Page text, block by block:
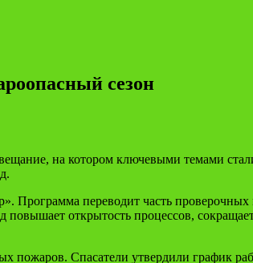
сезон
на котором ключевыми темами
Программа переводит часть
повышает открытость процессов,
Спасатели утвердили график